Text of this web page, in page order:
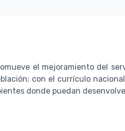
el mejoramiento del
con el currículo
donde puedan